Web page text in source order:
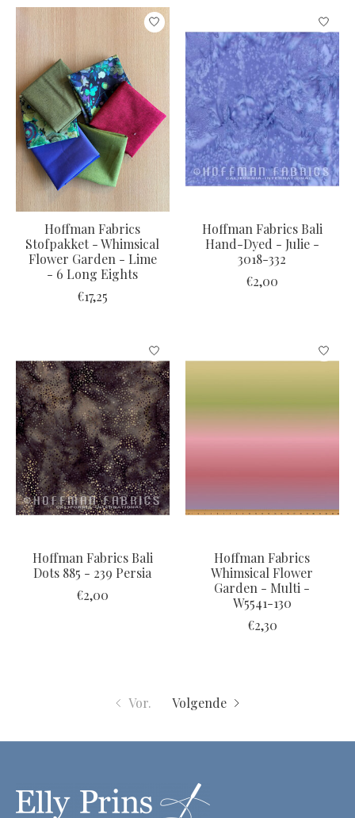
Hoffman Fabrics
Stofpakket - Whimsical
Flower Garden - Lime
- 6 Long Eights
€17,25
Hoffman Fabrics Bali
Hand-Dyed - Julie -
3018-332
€2,00
Hoffman Fabrics Bali
Dots 885 - 239 Persia
€2,00
Hoffman Fabrics
Whimsical Flower
Garden - Multi -
W5541-130
€2,30
Vor. Volgende